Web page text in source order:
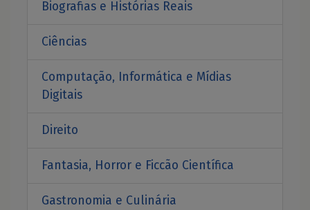
Biografias e Histórias Reais
Ciências
Computação, Informática e Mídias
Digitais
Direito
Fantasia, Horror e Ficcão Científica
Gastronomia e Culinária